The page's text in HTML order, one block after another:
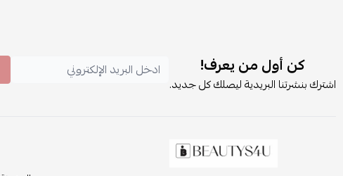
كن أول من يعرف!
اشترك بنشرتنا البريدية ليصلك كل جديد.